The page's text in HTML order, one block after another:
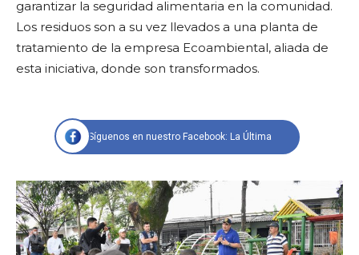
garantizar la seguridad alimentaria en la comunidad.
Los residuos son a su vez llevados a una planta de
tratamiento de la empresa Ecoambiental, aliada de
esta iniciativa, donde son transformados.
Síguenos en nuestro Facebook: La Última